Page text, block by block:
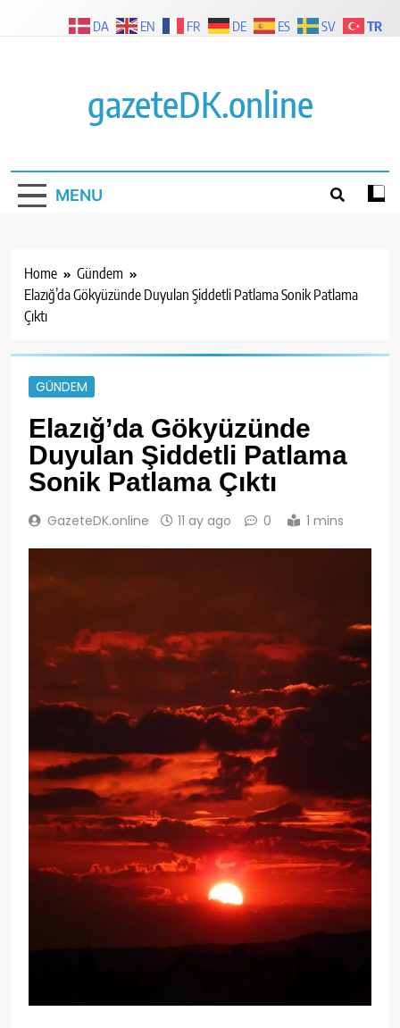
gazeteDK.online
MENU
Home
Gündem
Elazığ’da Gökyüzünde Duyulan Şiddetli Patlama Sonik Patlama
Çıktı
GÜNDEM
Elazığ’da Gökyüzünde
Duyulan Şiddetli Patlama
Sonik Patlama Çıktı
GazeteDK.online 11 ay ago 0 1 mins
DA EN FR DE ES SV TR